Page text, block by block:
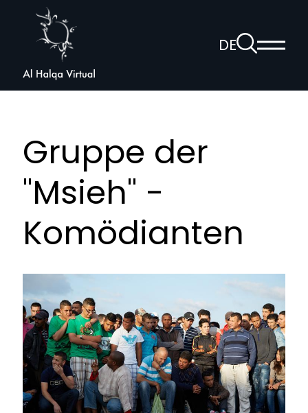
Halqa
DEZur
Suchseite
Gruppe der
"Msieh" -
Komödianten